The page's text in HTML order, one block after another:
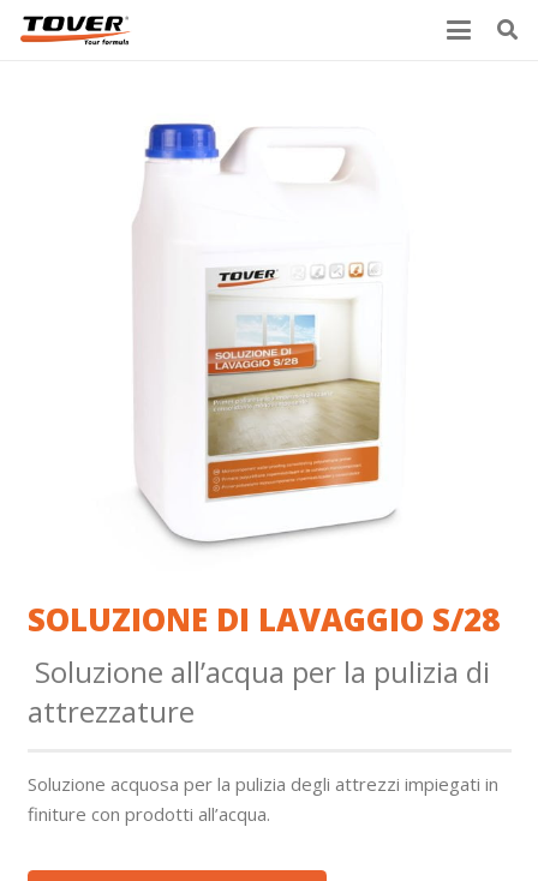
SOLUZIONE DI LAVAGGIO S/28
Soluzione all’acqua per la pulizia di
attrezzature
Soluzione acquosa per la pulizia degli attrezzi impiegati in
finiture con prodotti all’acqua.